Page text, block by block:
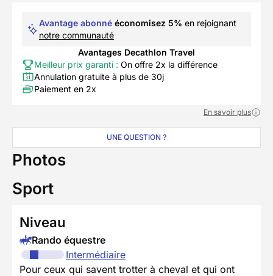
Avantage abonné économisez 5% en rejoignant
notre communauté
Avantages Decathlon Travel
Meilleur prix garanti : On offre 2x la différence
Annulation gratuite à plus de 30j
Paiement en 2x
En savoir plus
UNE QUESTION ?
Photos
Sport
Niveau
Rando équestre
Intermédiaire
Pour ceux qui savent trotter à cheval et qui ont